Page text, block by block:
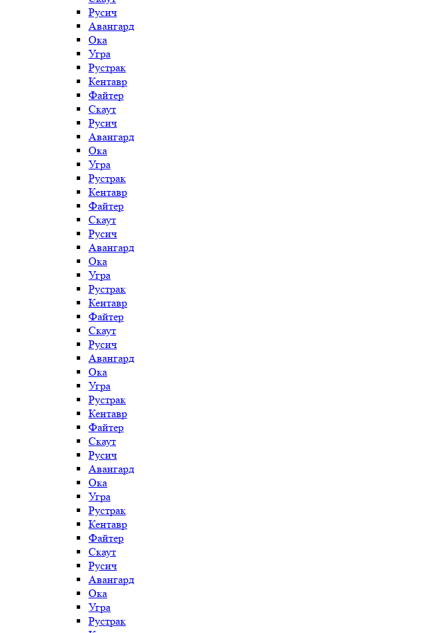
Русич
Авангард
Ока
Угра
Рустрак
Кентавр
Файтер
Скаут
Русич
Авангард
Ока
Угра
Рустрак
Кентавр
Файтер
Скаут
Русич
Авангард
Ока
Угра
Рустрак
Кентавр
Файтер
Скаут
Русич
Авангард
Ока
Угра
Рустрак
Кентавр
Файтер
Скаут
Русич
Авангард
Ока
Угра
Рустрак
Кентавр
Файтер
Скаут
Русич
Авангард
Ока
Угра
Рустрак